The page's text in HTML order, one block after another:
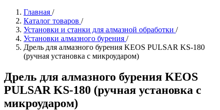
Главная /
Каталог товаров /
Установки и станки для алмазной обработки /
Установки алмазного бурения /
Дрель для алмазного бурения KEOS PULSAR KS-180
(ручная установка с микроударом)
Дрель для алмазного бурения KEOS
PULSAR KS-180 (ручная установка с
микроударом)